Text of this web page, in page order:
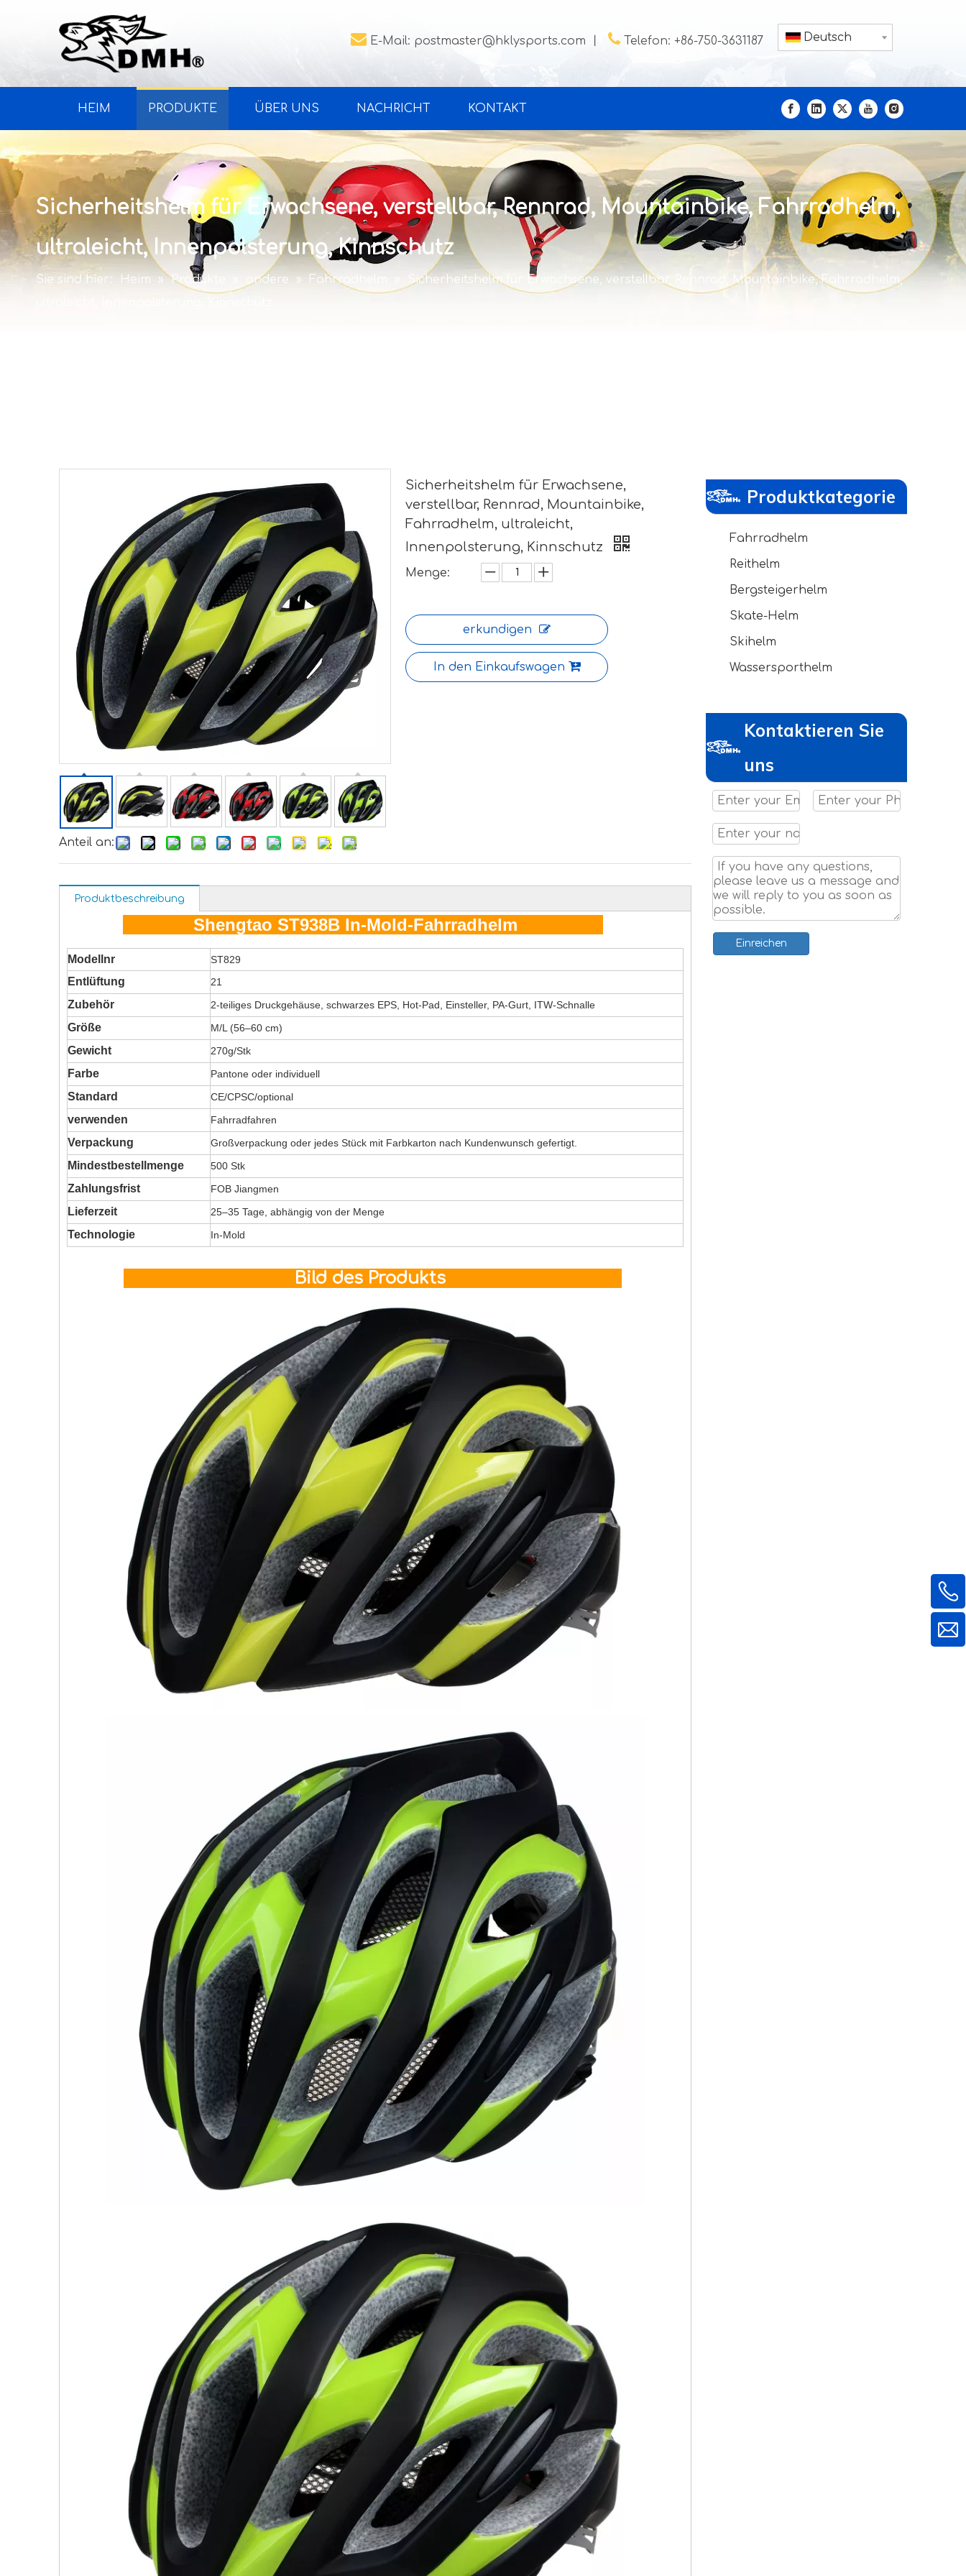
 E-Mail: postmaster@hklysports.com  Telefon: +86-750-3631187 Deutsch
HEIM PRODUKTE ÜBER UNS NACHRICHT KONTAKT
Sicherheitshelm für Erwachsene, verstellbar, Rennrad, Mountainbike, Fahrradhelm,
ultraleicht, Innenpolsterung, Kinnschutz
Sie sind hier: Heim » Produkte andere » Fahrradhelm
Sicherheitshelm für Erwachsene, verstellbar, Rennrad, Mountainbike, Fahrradhelm,
Anteil an:
Sicherheitshelm für Erwachsene,
verstellbar, Rennrad, Mountainbike,
Fahrradhelm, ultraleicht,
Innenpolsterung, Kinnschutz
Menge:
erkundigen
In den Einkaufswagen
Produktbeschreibung
Shengtao ST938B In-Mold-Fahrradhelm
Modellnr ST829
Entlüftung 21
Zubehör 2-teiliges Druckgehäuse, schwarzes EPS, Hot-Pad, Einsteller, PA-Gurt, ITW-Schnalle
Größe M/L (56–60 cm)
Gewicht 270g/Stk
Farbe Pantone oder individuell
Standard CE/CPSC/optional
verwenden Fahrradfahren
Verpackung Großverpackung oder jedes Stück mit Farbkarton nach Kundenwunsch gefertigt.
Mindestbestellmenge 500 Stk
Zahlungsfrist FOB Jiangmen
Lieferzeit 25–35 Tage, abhängig von der Menge
Technologie In-Mold
Bild des Produkts
Produktkategorie
Fahrradhelm
Reithelm
Bergsteigerhelm
Skate-Helm
Skihelm
Wassersporthelm
Kontaktieren Sie
uns
Einreichen